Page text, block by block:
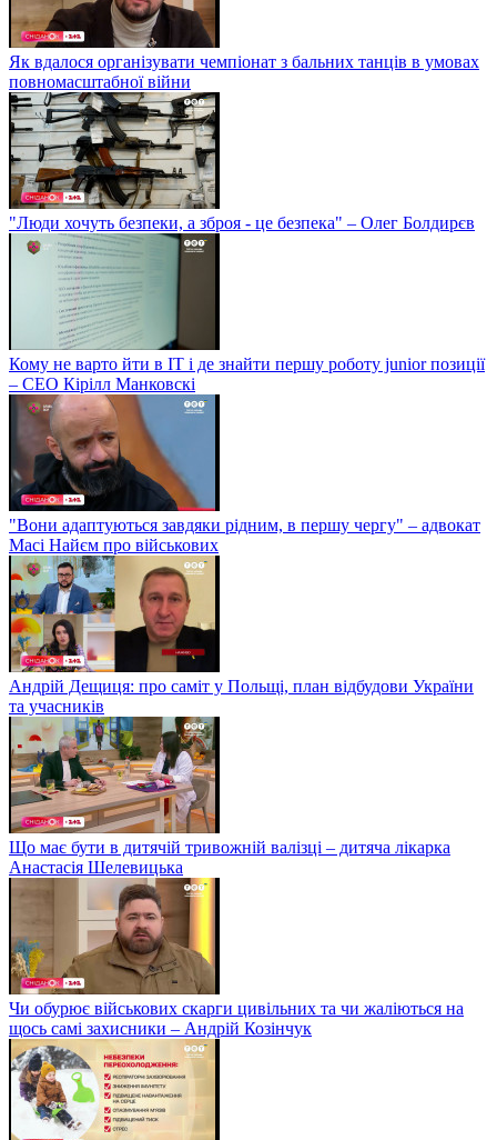
Як вдалося організувати чемпіонат з бальних танців в умовах
повномасштабної війни
"Люди хочуть безпеки, а зброя - це безпека" – Олег Болдирєв
Кому не варто йти в IT і де знайти першу роботу junior позиції
– СЕО Кірілл Манковскі
"Вони адаптуються завдяки рідним, в першу чергу" – адвокат
Масі Найєм про військових
Андрій Дещиця: про саміт у Польщі, план відбудови України
та учасників
Що має бути в дитячій тривожній валізці – дитяча лікарка
Анастасія Шелевицька
Чи обурює військових скарги цивільних та чи жаліються на
щось самі захисники – Андрій Козінчук